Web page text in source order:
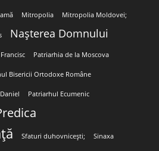
Mitropolia Mitropolia Moldovei;
Nașterea Domnului
Patriarhia de la Moscova
Bisericii Ortodoxe Române
Patriarhul Ecumenic
Sfaturi duhovnicești; Sinaxa